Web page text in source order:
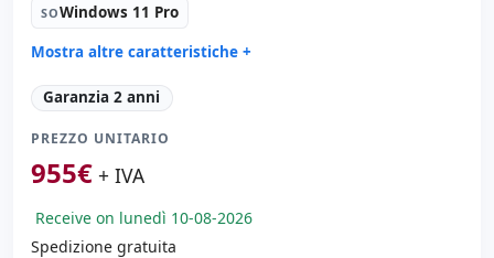
SOWindows 11 Pro
Mostra altre caratteristiche +
Suono: Bang & Olufsen audio
Rete: Intel Connection L219-LM
Porte: 2x USB-C · 3x USB 3.1
IPS 17.3 '' FullHD 16:
Multimedia: Webcam · Lettore SD · Lettore impronte ·
Lettore DNI
Garanzia 2 anni
PREZZO UNITARIO
955€ + IVA
Receive on lunedì 10-08-2026
Spedizione gratuita